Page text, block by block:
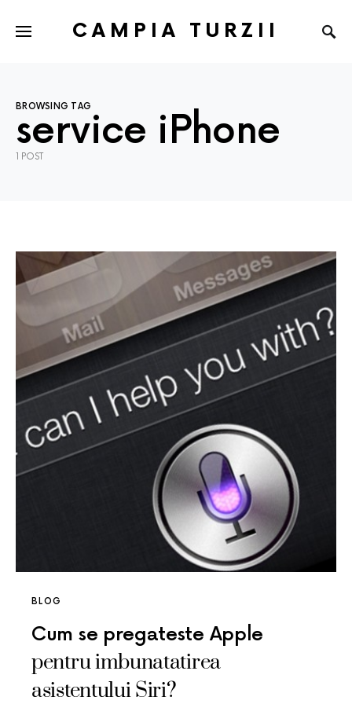
CAMPIA TURZII
BROWSING TAG
service iPhone
1 POST
BLOG
Cum se pregateste Apple
pentru imbunatatirea
asistentului Siri?